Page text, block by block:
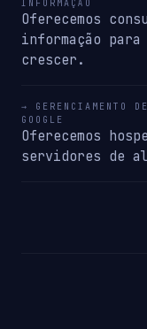
INFORMAÇÃO
Oferecemos
informação
crescer.
→ GERENCIAMENTO
GOOGLE
Oferecemos
servidores de